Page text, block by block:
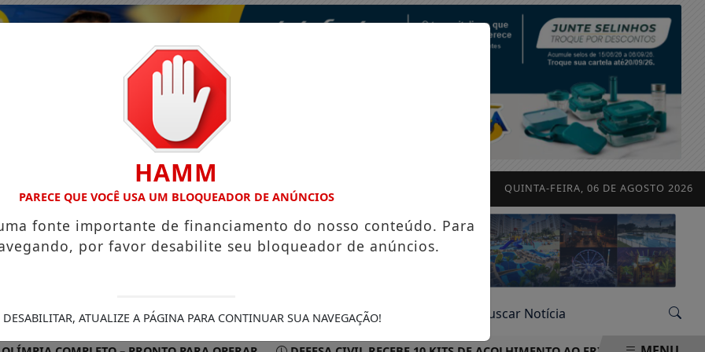
QUINTA-FEIRA, 06 DE AGOSTO 2026
VÍDEOS EVENTOS GASTRONOMIA
HAMM
PARECE QUE VOCÊ USA UM BLOQUEADOR DE ANÚNCIOS
fonte importante de financiamento do nosso conteúdo. Para
por favor desabilite seu bloqueador de anúncios.
DESABILITAR, ATUALIZE A PÁGINA PARA CONTINUAR SUA NAVEGAÇÃO!